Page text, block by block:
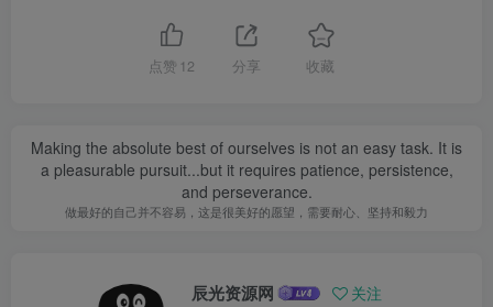
点赞 12 分享 收藏
Making the absolute best of ourselves is not an easy task. It is
a pleasurable pursuit...but it requires patience, persistence,
and perseverance.
做最好的自己并不容易，这是很美好的愿望，需要耐心、坚持和毅力
辰光资源网 关注